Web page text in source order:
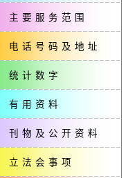
主要服务范围
电话号码及地址
统计数字
有用资料
刊物及公开资料
立法会事项